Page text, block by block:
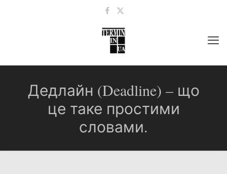
Дедлайн (Deadline) – що
це таке простими
словами.